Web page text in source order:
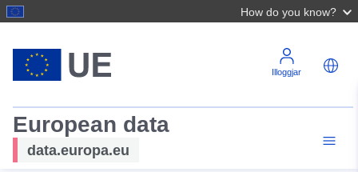
How do you know?
Illoggjar
European data
data.europa.eu